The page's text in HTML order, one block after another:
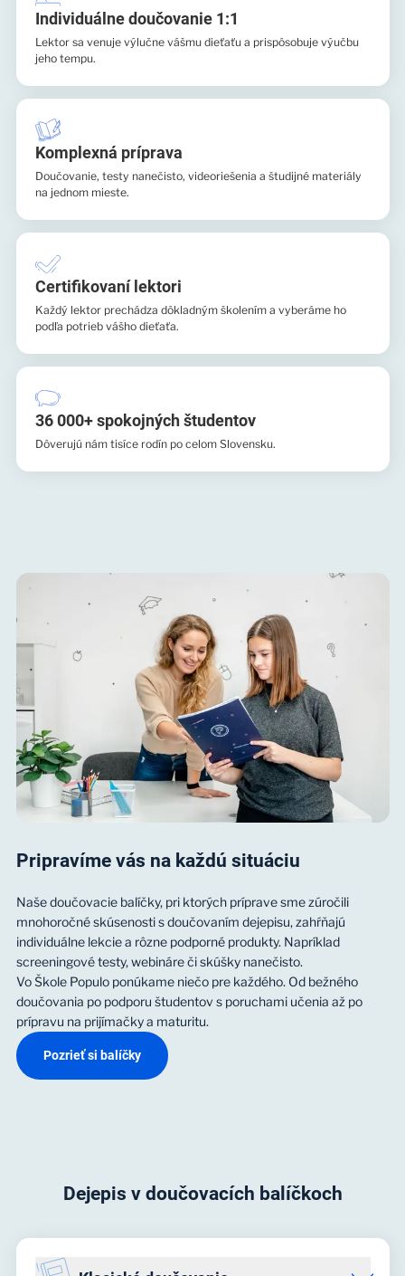
Individuálne doučovanie 1:1
Lektor sa venuje výlučne vášmu dieťaťu a prispôsobuje výučbu
jeho tempu.
Komplexná príprava
Doučovanie, testy nanečisto, videoriešenia a študijné materiály
na jednom mieste.
Certifikovaní lektori
Každý lektor prechádza dôkladným školením a vyberáme ho
podľa potrieb vášho dieťaťa.
36 000+ spokojných študentov
Dôverujú nám tisíce rodín po celom Slovensku.
Pripravíme vás na každú situáciu
Naše doučovacie balíčky, pri ktorých príprave sme zúročili
mnohoročné skúsenosti s doučovaním dejepisu, zahŕňajú
individuálne lekcie a rôzne podporné produkty. Napríklad
screeningové testy, webináre či skúšky nanečisto.
Vo Škole Populo ponúkame niečo pre každého. Od bežného
doučovania po podporu študentov s poruchami učenia až po
prípravu na prijímačky a maturitu.
Pozrieť si balíčky
Dejepis v doučovacích balíčkoch